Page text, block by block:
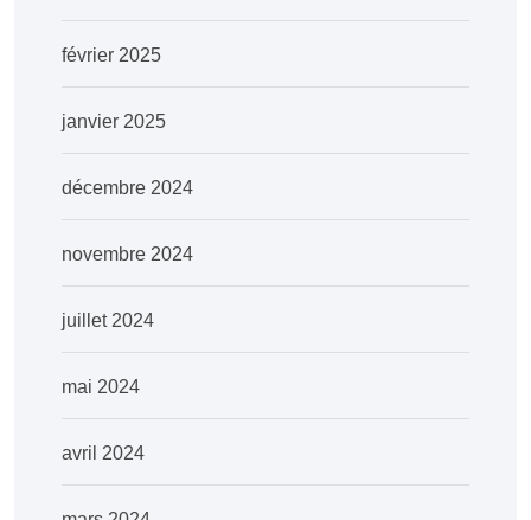
février 2025
janvier 2025
décembre 2024
novembre 2024
juillet 2024
mai 2024
avril 2024